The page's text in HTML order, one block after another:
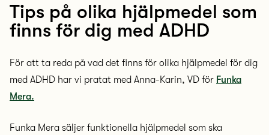
Tips på olika hjälpmedel som
finns för dig med ADHD
För att ta reda på vad det finns för olika hjälpmedel för dig
med ADHD har vi pratat med Anna-Karin, VD för Funka
Mera.
Funka Mera säljer funktionella hjälpmedel som ska